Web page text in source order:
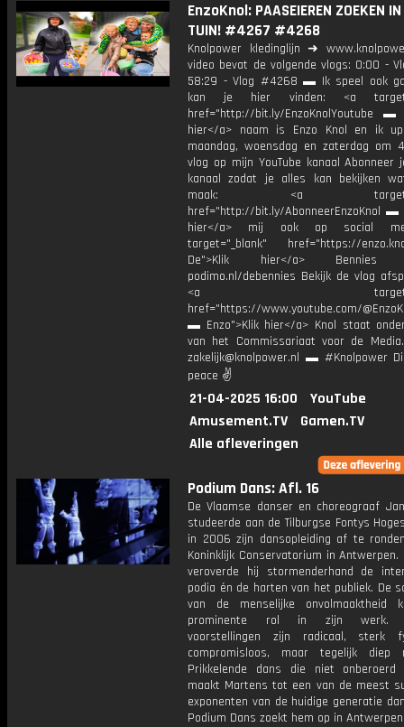
EnzoKnol: PAASEIEREN ZOEKEN IN
TUIN! #4267 #4268
Knolpower kledinglijn ➜
video bevat de volgende vlogs: 0:00 -
58:29 - Vlog #4268 ▬ Ik speel ook
kan je hier vinden: <a
href="http://bit.ly/EnzoKnolYoutube ▬
hier</a> naam is Enzo Knol en ik
maandag, woensdag en zaterdag om
vlog op mijn YouTube kanaal Abonneer
kanaal zodat je alles kan bekijken
maak: <a
href="http://bit.ly/AbonneerEnzoKnol ▬
hier</a> mij ook op social
target="_blank" href="https://
De">Klik hier</a> Bennies
podimo.nl/debennies Bekijk de vlog
<a
href="https://www.youtube.com/
▬ Enzo">Klik hier</a> Knol staat
van het Commissariaat voor de
zakelijk@knolpower.nl ▬ #Knolpower
peace ✌
21-04-2025 16:00
YouTube
Amusement.TV
Gamen.TV
Alle afleveringen
Podium Dans: Afl. 16
De Vlaamse danser en choreograaf
studeerde aan de Tilburgse Fontys
in 2006 zijn dansopleiding af te
Koninklijk Conservatorium in Antwerpen.
veroverde hij stormenderhand de
podia én de harten van het publiek. De
van de menselijke onvolmaaktheid
prominente rol in zijn werk.
voorstellingen zijn radicaal, sterk
compromisloos, maar tegelijk diep
Prikkelende dans die niet
maakt Martens tot een van de meest
exponenten van de huidige generatie
Podium Dans zoekt hem op in